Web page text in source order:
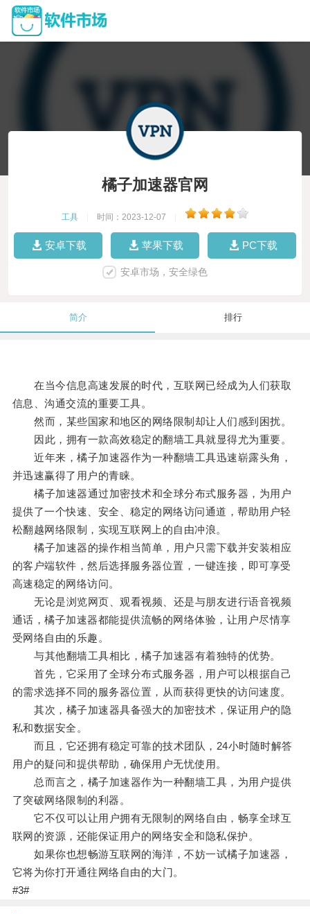
橘子加速器官网
工具 时间：2023-12-07
安卓下载 苹果下载 PC下载
安卓市场，安全绿色
简介 排行
在当今信息高速发展的时代，互联网已经成为人们获取
信息、沟通交流的重要工具。
然而，某些国家和地区的网络限制却让人们感到困扰。
因此，拥有一款高效稳定的翻墙工具就显得尤为重要。
近年来，橘子加速器作为一种翻墙工具迅速崭露头角，
并迅速赢得了用户的青睐。
橘子加速器通过加密技术和全球分布式服务器，为用户
提供了一个快速、安全、稳定的网络访问通道，帮助用户轻
松翻越网络限制，实现互联网上的自由冲浪。
橘子加速器的操作相当简单，用户只需下载并安装相应
的客户端软件，然后选择服务器位置，一键连接，即可享受
高速稳定的网络访问。
无论是浏览网页、观看视频、还是与朋友进行语音视频
通话，橘子加速器都能提供流畅的网络体验，让用户尽情享
受网络自由的乐趣。
与其他翻墙工具相比，橘子加速器有着独特的优势。
首先，它采用了全球分布式服务器，用户可以根据自己
的需求选择不同的服务器位置，从而获得更快的访问速度。
其次，橘子加速器具备强大的加密技术，保证用户的隐
私和数据安全。
而且，它还拥有稳定可靠的技术团队，24小时随时解答
用户的疑问和提供帮助，确保用户无忧使用。
总而言之，橘子加速器作为一种翻墙工具，为用户提供
了突破网络限制的利器。
它不仅可以让用户拥有无限制的网络自由，畅享全球互
联网的资源，还能保证用户的网络安全和隐私保护。
如果你也想畅游互联网的海洋，不妨一试橘子加速器，
它将为你打开通往网络自由的大门。
#3#